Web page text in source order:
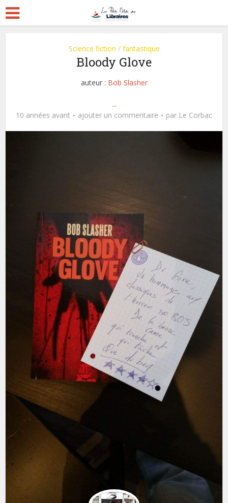
Science fiction / fantastique
Bloody Glove
auteur : Bob Slasher
...
10 années avant
ajouter un commentaire par Le Corbac